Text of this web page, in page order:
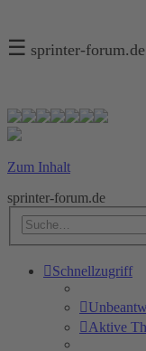
☰ sprinter-forum.de
Zum Inhalt
sprinter-forum.de
Schnellzugriff
Aktive